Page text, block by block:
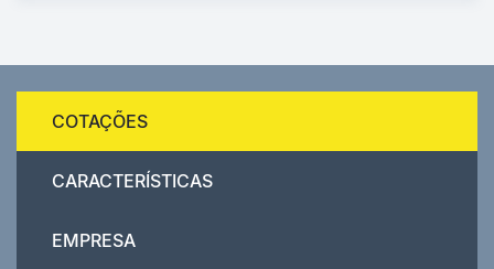
COTAÇÕES
CARACTERÍSTICAS
EMPRESA